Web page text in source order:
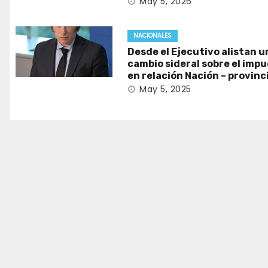
NACIONALES
Desde el Ejecutivo alistan
cambio sideral sobre el
en relación Nación –
May 5, 2025